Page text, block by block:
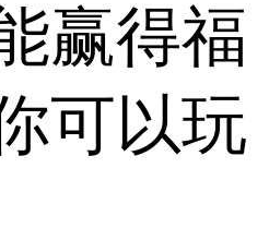
赢得福
可以玩